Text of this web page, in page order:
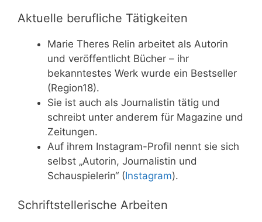
Aktuelle berufliche Tätigkeiten
Marie Theres Relin arbeitet als Autorin
und veröffentlicht Bücher – ihr
bekanntestes Werk wurde ein Bestseller
(Region18).
Sie ist auch als Journalistin tätig und
schreibt unter anderem für Magazine und
Zeitungen.
Auf ihrem Instagram-Profil nennt sie sich
selbst „Autorin, Journalistin und
Schauspielerin“ (Instagram).
Schriftstellerische Arbeiten